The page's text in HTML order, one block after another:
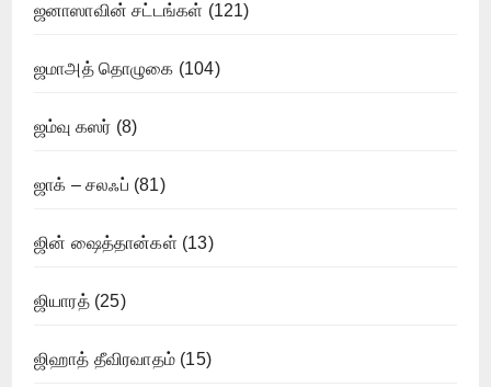
ஜனாஸாவின் சட்டங்கள் (121)
ஜமாஅத் தொழுகை (104)
ஜம்வு கஸர் (8)
ஜாக் – சலஃப் (81)
ஜின் ஷைத்தான்கள் (13)
ஜியாரத்(25)
ஜிஹாத் தீவிரவாதம் (15)